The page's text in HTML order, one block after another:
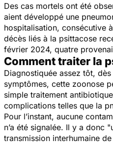
Des cas mortels ont été
aient développé une
hospitalisation, consécutive
décès liés à la psittacose
février 2024, quatre
Comment traiter la
Diagnostiquée assez tôt,
symptômes, cette zoonose
simple traitement
complications telles que la
Pour l’instant, aucune
n’a été signalée. Il y a donc "
transmission interhumaine